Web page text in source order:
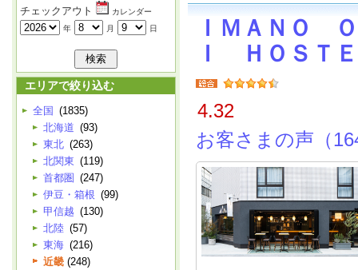
チェックアウト
カレンダー
年
月 日
エリアで絞り込む
全国 (1835)
北海道 (93)
東北 (263)
北関東 (119)
首都圏 (247)
伊豆・箱根 (99)
甲信越 (130)
北陸 (57)
東海 (216)
近畿 (248)
ＩＭＡＮＯ
Ｉ ＨＯＳＴ
4.32
お客さまの声（